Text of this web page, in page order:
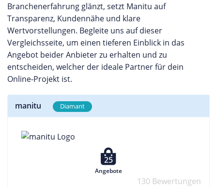
Branchenerfahrung glänzt, setzt Manitu auf
Transparenz, Kundennähe und klare
Wertvorstellungen. Begleite uns auf dieser
Vergleichsseite, um einen tieferen Einblick in das
Angebot beider Anbieter zu erhalten und zu
entscheiden, welcher der ideale Partner für dein
Online-Projekt ist.
manitu Diamant
25
Angebote
130 Bewertungen